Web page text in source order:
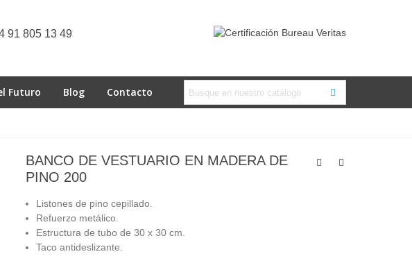
91 805 13 49
Futuro Blog Contacto
BANCO DE VESTUARIO EN MADERA DE
PINO 200
Listones de pino cepillado.
Refuerzo metálico.
Estructura de tubo de 30 x 30 cm.
Taco antideslizante.